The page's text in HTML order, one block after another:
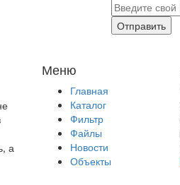
Отправить
а
Меню
Главная
Каталог
Фильтр
Файлы
Новости
Объекты